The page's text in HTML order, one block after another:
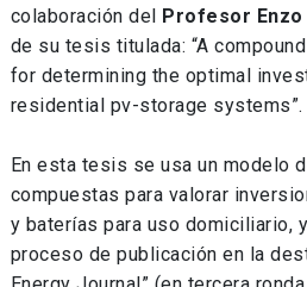
colaboración del Profesor Enzo
de su tesis titulada: “A
for determining the optimal
residential pv-storage systems”.
En esta tesis se usa un modelo
compuestas para valorar
y baterías para uso domiciliario,
proceso de publicación en la